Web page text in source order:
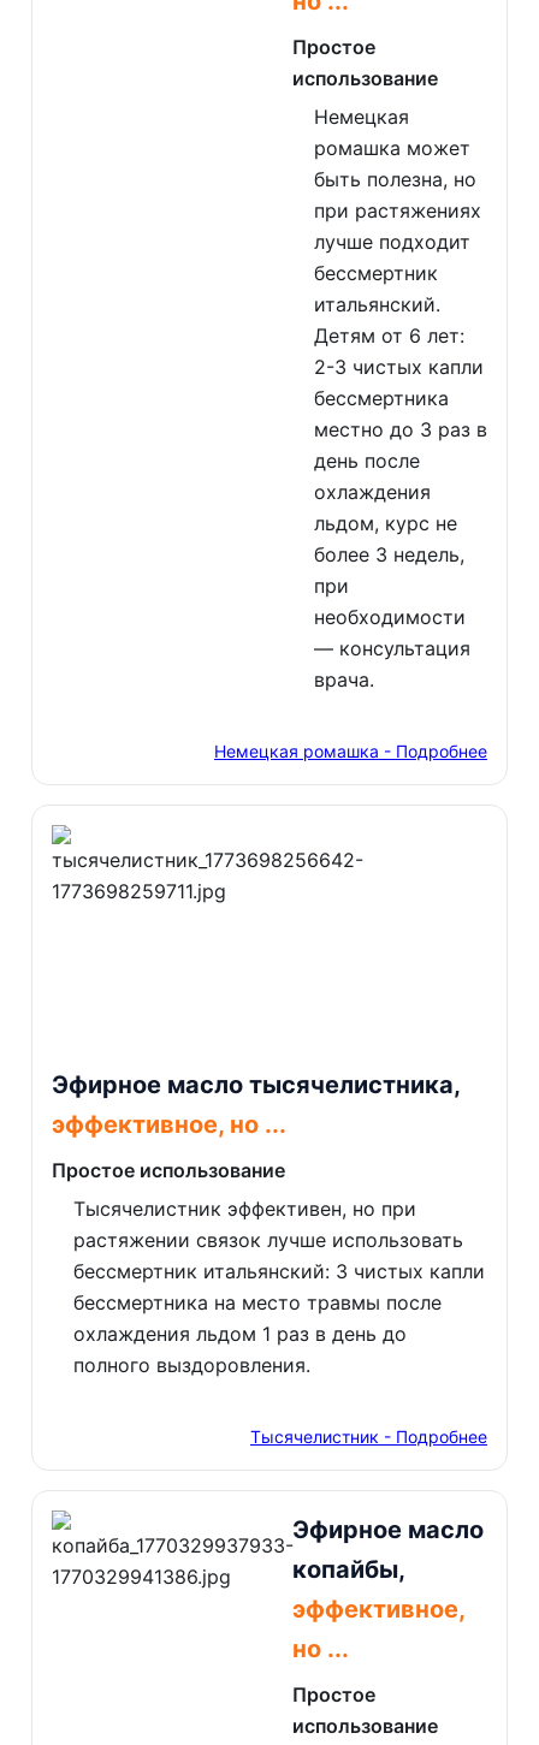
Простое
использование
Немецкая
ромашка может
быть полезна, но
при растяжениях
лучше подходит
бессмертник
итальянский.
Детям от 6 лет:
2-3 чистых капли
бессмертника
местно до 3 раз в
день после
охлаждения
льдом, курс не
более 3 недель,
при
необходимости
— консультация
врача.
Немецкая ромашка - Подробнее
Эфирное масло тысячелистника,
эффективное, но ...
Простое использование
Тысячелистник эффективен, но при
растяжении связок лучше использовать
бессмертник итальянский: 3 чистых капли
бессмертника на место травмы после
охлаждения льдом 1 раз в день до
полного выздоровления.
Тысячелистник - Подробнее
Эфирное масло
копайбы,
эффективное,
но ...
Простое
использование